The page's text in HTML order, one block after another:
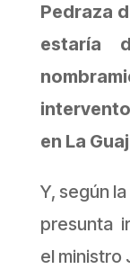
Pedraza
estaría
en La
Y, según
presunta
el ministro